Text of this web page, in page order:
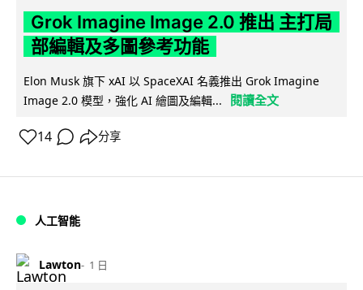
Grok Imagine Image 2.0 推出 主打局
部編輯及多圖參考功能
Elon Musk 旗下 xAI 以 SpaceXAI 名義推出 Grok Imagine
Image 2.0 模型，強化 AI 繪圖及編輯...
閱讀全文
14 分享
人工智能
Lawton 1 日